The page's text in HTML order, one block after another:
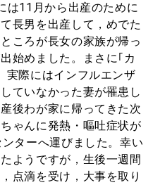
は11月から出産のために
長男を出産して，めでた
ころが長女の家族が帰っ
始めました。まさに｢カ
実際にはインフルエンザ
ていなかった妻が罹患し
後わが家に帰ってきた次
ゃんに発熱・嘔吐症状が
ターへ運びました。幸い
ようですが，生後一週間
点滴を受け，大事を取り